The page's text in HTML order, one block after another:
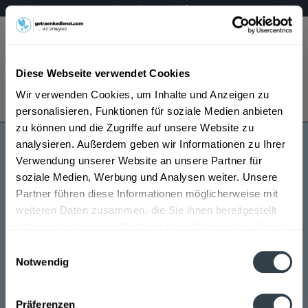
Diese Webseite verwendet Cookies
Wir verwenden Cookies, um Inhalte und Anzeigen zu
personalisieren, Funktionen für soziale Medien anbieten
zu können und die Zugriffe auf unsere Website zu
analysieren. Außerdem geben wir Informationen zu Ihrer
Verwendung unserer Website an unsere Partner für
soziale Medien, Werbung und Analysen weiter. Unsere
Partner führen diese Informationen möglicherweise mit
weiteren Daten zusammen, die Sie ihnen bereitgestellt
Notwendig
Präferenzen
Mo – Fr 9 – 17 Uhr
Menü
Bestellung widerrufen
Es gilt unsere Datenschutzerklärung
Rosswager
Rosswager wird in den folgenden Regionen, Städten,